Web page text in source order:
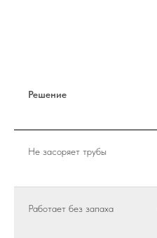
Решение
Не засоряет трубы
Работает без запаха